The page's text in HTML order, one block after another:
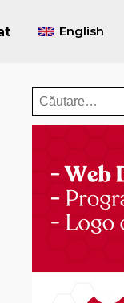
English
Caută
după: